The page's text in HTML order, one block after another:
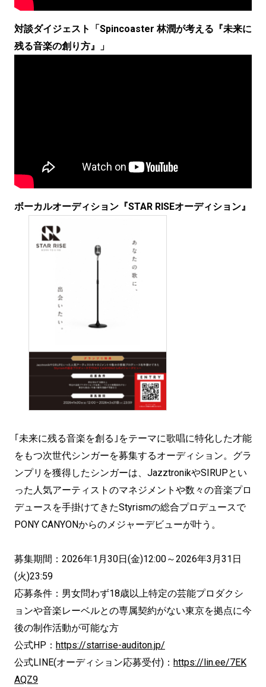
対談ダイジェスト「Spincoaster 林潤が考える『未来に
残る音楽の創り方』」
ボーカルオーディション『STAR RISEオーディション』
｢未来に残る音楽を創る｣をテーマに歌唱に特化した才能
をもつ次世代シンガーを募集するオーディション。グラ
ンプリを獲得したシンガーは、JazztronikやSIRUPとい
った人気アーティストのマネジメントや数々の音楽プロ
デュースを手掛けてきたStyrismの総合プロデュースで
PONY CANYONからのメジャーデビューが叶う。
募集期間：2026年1月30日(金)12:00～2026年3月31日
(火)23:59
応募条件：男女問わず18歳以上特定の芸能プロダクシ
ョンや音楽レーベルとの専属契約がない東京を拠点に今
後の制作活動が可能な方
公式HP： https://starrise-auditon.jp/
公式LINE(オーディション応募受付)： https://lin.ee/7EK
AQZ9